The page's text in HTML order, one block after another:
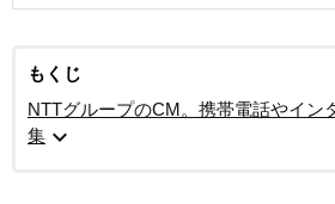
もくじ
NTTグループのCM。携帯電話やイン
集 expand_more